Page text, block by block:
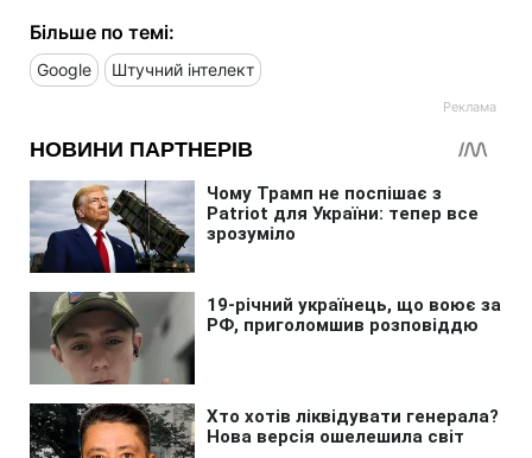
Більше по темі:
Google Штучний інтелект